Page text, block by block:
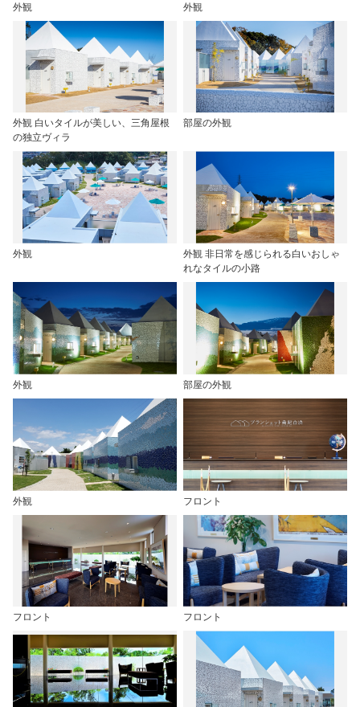
外観 外観
外観 白いタイルが美しい、三角屋根
の独立ヴィラ
部屋の外観
外観
外観 非日常を感じられる白いおしゃ
れなタイルの小路
外観 部屋の外観
外観 フロント
フロント フロント